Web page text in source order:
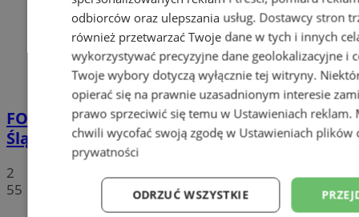
FOTO
Tłumy przed Areną Zabrze. Za nami
Śląska Scena Letnia z gwiazdami rapu!
2
55
odbiorców oraz ulepszania usług. Dostawcy stron
również przetwarzać Twoje dane w tych i innych
wykorzystywać precyzyjne dane geolokalizacyjne i
Twoje wybory dotyczą wyłącznie tej witryny.
opierać się na prawnie uzasadnionym interesie
prawo sprzeciwić się temu w Ustawieniach reklam.
chwili wycofać swoją zgodę w Ustawieniach plików
prywatności
ODRZUĆ WSZYSTKIE